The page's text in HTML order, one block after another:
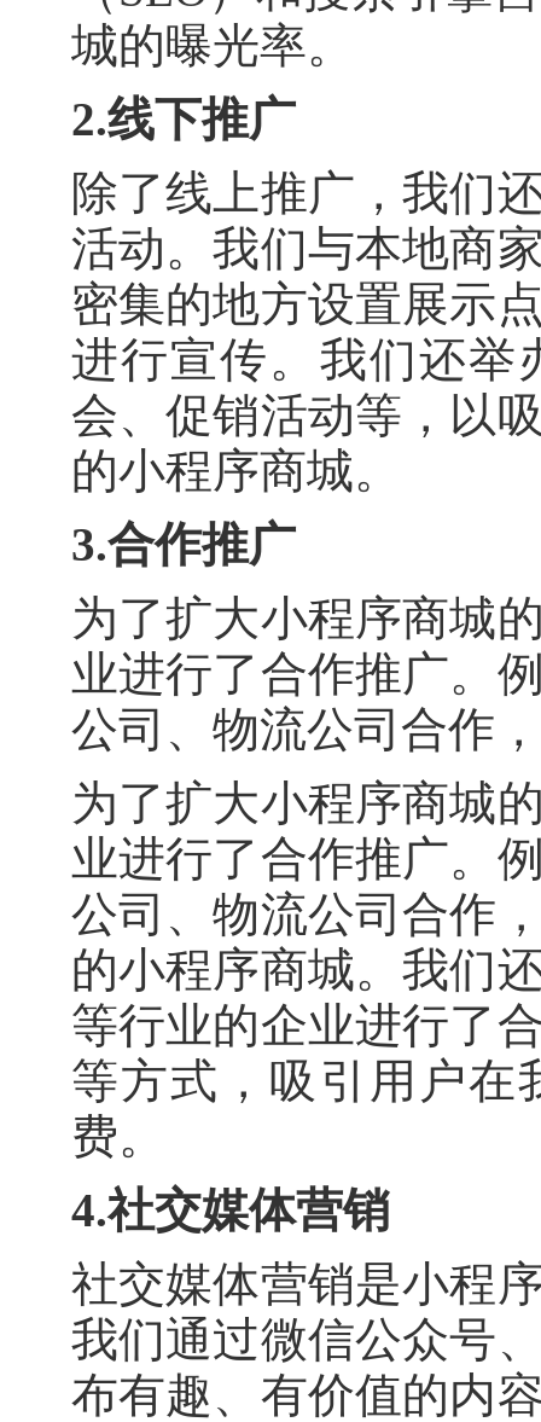
城的曝光率。
2.线下推广
除了线上推广，我们
活动。我们与本地商
密集的地方设置展示
进行宣传。我们还举
会、促销活动等，以
的小程序商城。
3.合作推广
为了扩大小程序商城
业进行了合作推广。
公司、物流公司合作
为了扩大小程序商城
业进行了合作推广。
公司、物流公司合作
的小程序商城。我们
等行业的企业进行了
等方式，吸引用户在
费。
4.社交媒体营销
社交媒体营销是小程
我们通过微信公众号
布有趣、有价值的内